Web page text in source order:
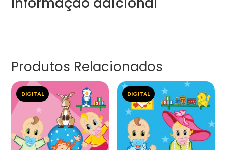
Produtos Relacionados
DIGITAL DIGITAL